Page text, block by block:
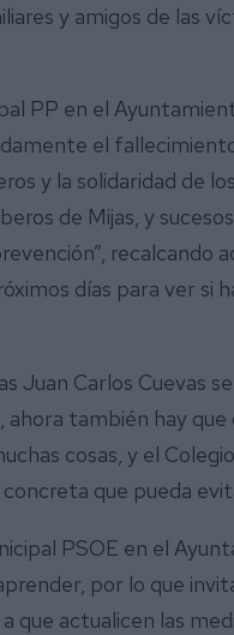
y amigos de las
PP en el
el
y la solidaridad de
de Mijas, y
recalcando
días para ver si
Juan Carlos Cuevas
también hay
cosas, y el
que pueda
PSOE en el
por lo que
que actualicen las